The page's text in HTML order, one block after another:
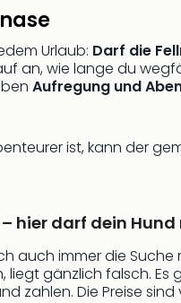
Urlaub: Darf die
an, wie lange du
Aufregung und
ist, kann der
hier darf dein
auch immer die Suche
gänzlich falsch.
zahlen. Die Preise